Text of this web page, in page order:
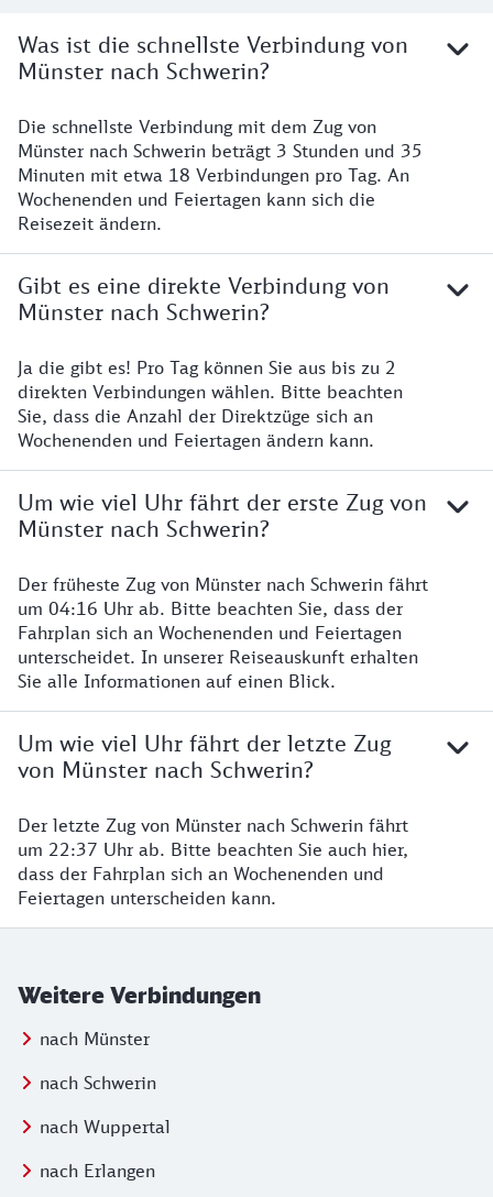
Was ist die schnellste Verbindung von
Münster nach Schwerin?
Die schnellste Verbindung mit dem Zug von
Münster nach Schwerin beträgt 3 Stunden und 35
Minuten mit etwa 18 Verbindungen pro Tag. An
Wochenenden und Feiertagen kann sich die
Reisezeit ändern.
Gibt es eine direkte Verbindung von
Münster nach Schwerin?
Ja die gibt es! Pro Tag können Sie aus bis zu 2
direkten Verbindungen wählen. Bitte beachten
Sie, dass die Anzahl der Direktzüge sich an
Wochenenden und Feiertagen ändern kann.
Um wie viel Uhr fährt der erste Zug von
Münster nach Schwerin?
Der früheste Zug von Münster nach Schwerin fährt
um 04:16 Uhr ab. Bitte beachten Sie, dass der
Fahrplan sich an Wochenenden und Feiertagen
unterscheidet. In unserer Reiseauskunft erhalten
Sie alle Informationen auf einen Blick.
Um wie viel Uhr fährt der letzte Zug
von Münster nach Schwerin?
Der letzte Zug von Münster nach Schwerin fährt
um 22:37 Uhr ab. Bitte beachten Sie auch hier,
dass der Fahrplan sich an Wochenenden und
Feiertagen unterscheiden kann.
Weitere Verbindungen
nach Münster
nach Schwerin
nach Wuppertal
nach Erlangen